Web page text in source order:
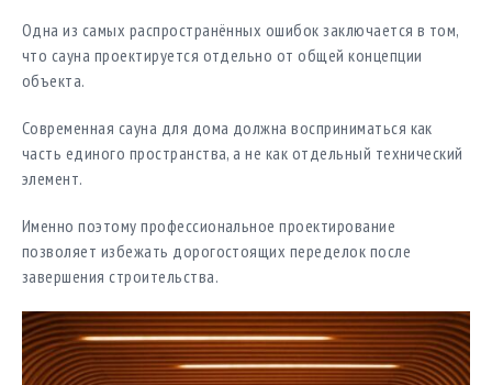
Одна из самых распространённых ошибок заключается в том,
что сауна проектируется отдельно от общей концепции
объекта.
Современная сауна для дома должна восприниматься как
часть единого пространства, а не как отдельный технический
элемент.
Именно поэтому профессиональное проектирование
позволяет избежать дорогостоящих переделок после
завершения строительства.